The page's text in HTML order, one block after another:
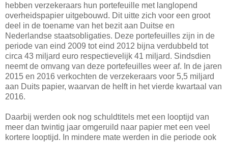
hebben verzekeraars hun portefeuille met langlopend
overheidspapier uitgebouwd. Dit uitte zich voor een groot
deel in de toename van het bezit aan Duitse en
Nederlandse staatsobligaties. Deze portefeuilles zijn in de
periode van eind 2009 tot eind 2012 bijna verdubbeld tot
circa 43 miljard euro respectievelijk 41 miljard. Sindsdien
neemt de omvang van deze portefeuilles weer af. In de jaren
2015 en 2016 verkochten de verzekeraars voor 5,5 miljard
aan Duits papier, waarvan de helft in het vierde kwartaal van
2016.
Daarbij werden ook nog schuldtitels met een looptijd van
meer dan twintig jaar omgeruild naar papier met een veel
kortere looptijd. In mindere mate werden in die periode ook